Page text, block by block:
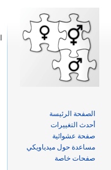
الصفحة الرئيسة
أحدث التغييرات
صفحة عشوائية
مساعدة حول ميدياويكي
صفحات خاصة